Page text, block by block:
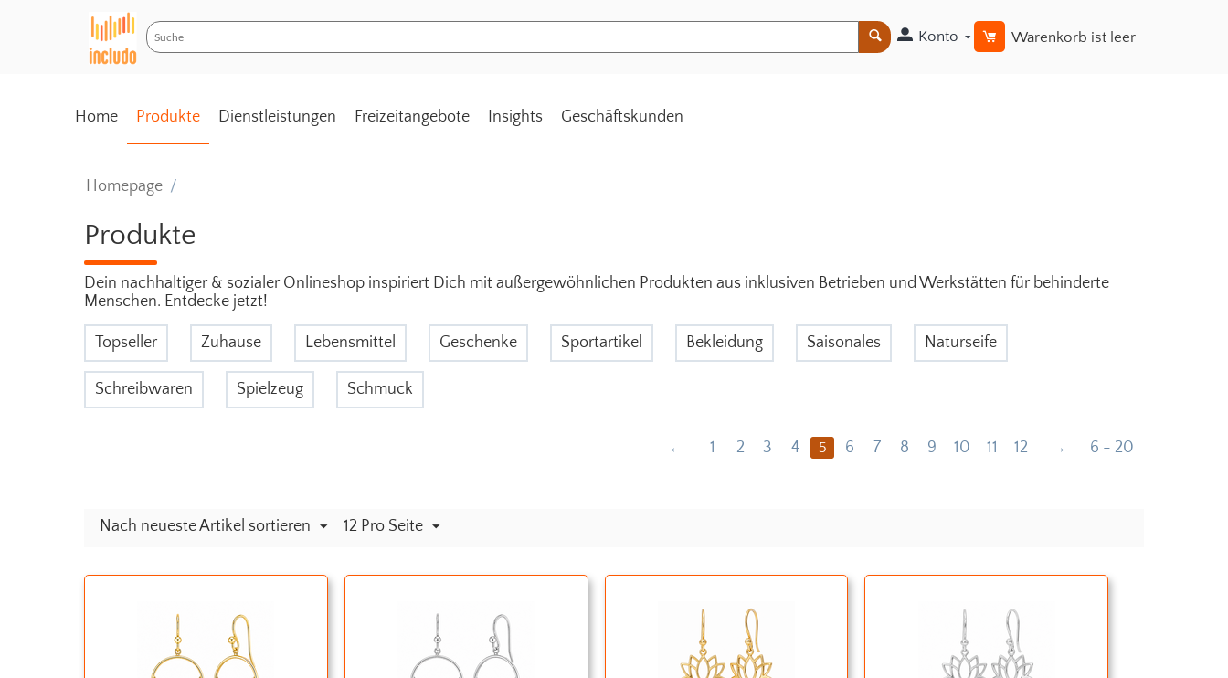
Konto Warenkorb ist leer
Home Produkte Dienstleistungen Freizeitangebote Insights Geschäftskunden
Homepage /
Produkte
Dein nachhaltiger & sozialer Onlineshop inspiriert Dich mit außergewöhnlichen Produkten aus inklusiven Betrieben und Werkstätten für behinderte
Menschen. Entdecke jetzt!
Topseller Zuhause Lebensmittel Geschenke Sportartikel Bekleidung Saisonales Naturseife
Schreibwaren Spielzeug Schmuck
1 2 3 4 5 6 7 8 9 10 11 12 6 - 20
Nach neueste Artikel sortieren 12 Pro Seite